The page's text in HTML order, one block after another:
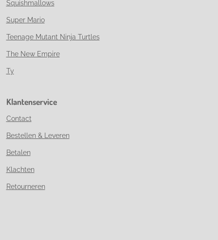
Squishmallows
Super Mario
Teenage Mutant Ninja Turtles
The New Empire
Ty
Klantenservice
Contact
Bestellen & Leveren
Betalen
Klachten
Retourneren